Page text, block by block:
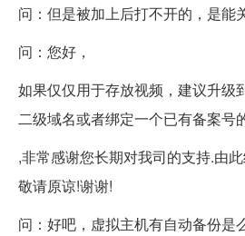
问：但是被加上后打不开的，是能
问：您好，
如果仅仅用于存放视频，建议升级
二级域名或者绑定一个已有备案号
,非常感谢您长期对我司的支持.由
敬请原谅!谢谢!
问：好吧， 虚拟主机有自动备份是